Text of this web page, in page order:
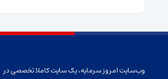
وب‌سایت امروز سرمایه، یک سایت کاملا تخصصی در